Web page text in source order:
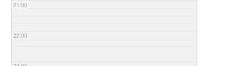
21:00
22:00